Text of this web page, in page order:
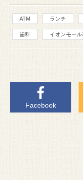
ATM ランチ
歯科 イオンモー
Facebook